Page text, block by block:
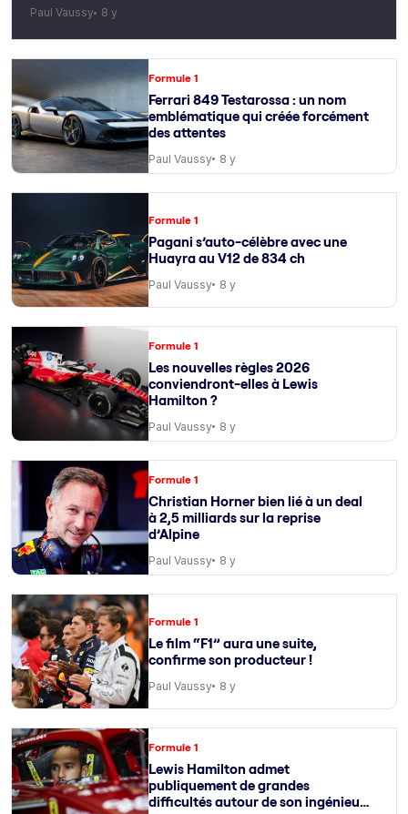
Paul Vaussy 8 y
Formule 1
Ferrari 849 Testarossa : un nom
emblématique qui créée forcément
des attentes
Paul Vaussy 8 y
Formule 1
Pagani s’auto-célèbre avec une
Huayra au V12 de 834 ch
Paul Vaussy 8 y
Formule 1
Les nouvelles règles 2026
conviendront-elles à Lewis
Hamilton ?
Paul Vaussy 8 y
Formule 1
Christian Horner bien lié à un deal
à 2,5 milliards sur la reprise
d’Alpine
Paul Vaussy 8 y
Formule 1
Le film “F1” aura une suite,
confirme son producteur !
Paul Vaussy 8 y
Formule 1
Lewis Hamilton admet
publiquement de grandes
difficultés autour de son ingénieur